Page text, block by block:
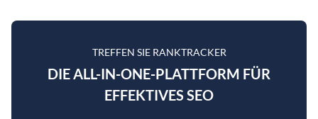
TREFFEN SIE RANKTRACKER
DIE ALL-IN-ONE-PLATTFORM FÜR
EFFEKTIVES SEO